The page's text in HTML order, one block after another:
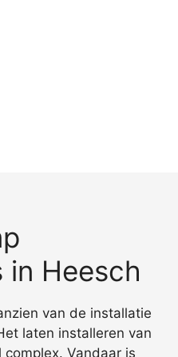
in Heesch
van de installatie
laten installeren van
complex. Vandaar is